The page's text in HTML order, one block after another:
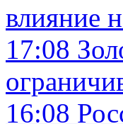
влияние
17:08
16:08